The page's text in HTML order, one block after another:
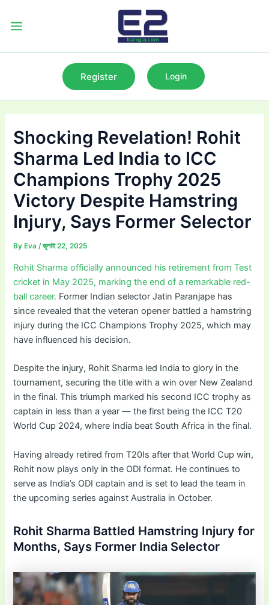
Register Login
Shocking Revelation! Rohit
Sharma Led India to ICC
Champions Trophy 2025
Victory Despite Hamstring
Injury, Says Former Selector
By Eva/জুলাই 22, 2025
Rohit Sharma officially announced his retirement from Test
cricket in May 2025, marking the end of a remarkable red-
ball career. Former Indian selector Jatin Paranjape has
since revealed that the veteran opener battled a hamstring
injury during the ICC Champions Trophy 2025, which may
have influenced his decision.
Despite the injury, Rohit Sharma led India to glory in the
tournament, securing the title with a win over New Zealand
in the final. This triumph marked his second ICC trophy as
captain in less than a year — the first being the ICC T20
World Cup 2024, where India beat South Africa in the final.
Having already retired from T20Is after that World Cup win,
Rohit now plays only in the ODI format. He continues to
serve as India’s ODI captain and is set to lead the team in
the upcoming series against Australia in October.
Rohit Sharma Battled Hamstring Injury for
Months, Says Former India Selector